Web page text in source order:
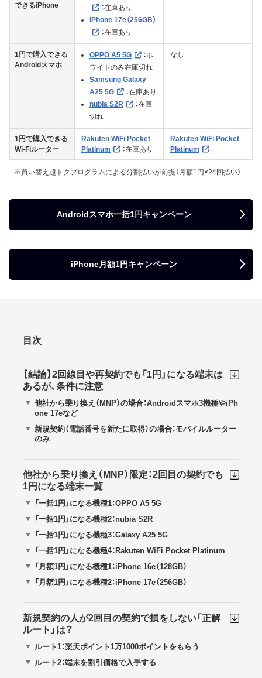
できるiPhone
：在庫あり
iPhone 17e（256GB）
：在庫あり
1円で購入できる
Androidスマホ
OPPO A5 5G
：ホ
ワイトのみ在庫切れ
Samsung Galaxy
A25 5G
：在庫あり
nubia S2R
：在庫
切れ
なし
1円で購入できる
Wi-Fiルーター
Rakuten WiFi Pocket
Platinum
：在庫あり
Rakuten WiFi Pocket
Platinum
※買い替え超トクプログラムによる分割払いが前提（月額1円×24回払い）
Androidスマホ一括1円キャンペーン
iPhone月額1円キャンペーン
目次
【結論】2回線目や再契約でも「1円」になる端末は
あるが、条件に注意
他社から乗り換え（MNP）の場合：Androidスマホ3機種やiPh
one 17eなど
新規契約（電話番号を新たに取得）の場合：モバイルルーター
のみ
他社から乗り換え（MNP）限定：2回目の契約でも
1円になる端末一覧
「一括1円」になる機種1：OPPO A5 5G
「一括1円」になる機種2：nubia S2R
「一括1円」になる機種3：Galaxy A25 5G
「一括1円」になる機種4：Rakuten WiFi Pocket Platinum
「月額1円」になる機種1：iPhone 16e（128GB）
「月額1円」になる機種2：iPhone 17e（256GB）
新規契約の人が2回目の契約で損をしない「正解
ルート」は？
ルート1：楽天ポイント1万1000ポイントをもらう
ルート2：端末を割引価格で入手する